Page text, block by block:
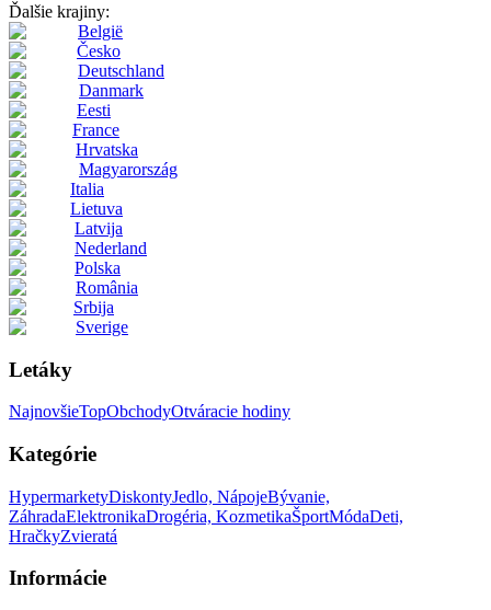
Ďalšie krajiny:
België
Česko
Deutschland
Danmark
Eesti
France
Hrvatska
Magyarország
Italia
Lietuva
Latvija
Nederland
Polska
România
Srbija
Sverige
Letáky
NajnovšieTopObchodyOtváracie hodiny
Kategórie
HypermarketyDiskontyJedlo, NápojeBývanie,
ZáhradaElektronikaDrogéria, KozmetikaŠportMódaDeti,
HračkyZvieratá
Informácie